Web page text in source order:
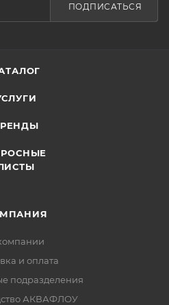
ПОДПИСАТЬСЯ
и оплата
подразделения
АКВАФЛОУ